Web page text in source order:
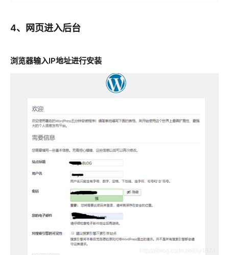
4、网页进入后台
浏览器输入IP地址进行安装